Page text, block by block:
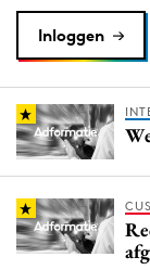
Purpose Marketing
Reputatie & crisis
Inloggen